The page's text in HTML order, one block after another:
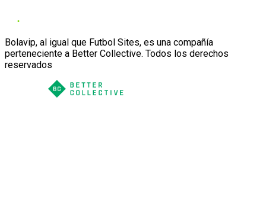
Bolavip, al igual que Futbol Sites, es una compañía
perteneciente a Better Collective. Todos los derechos
reservados